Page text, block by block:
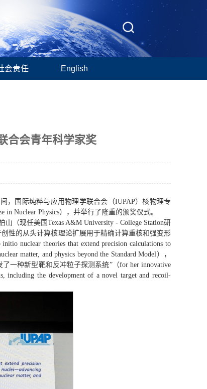
会责任 English
合会青年科学家奖
，国际纯粹与应用物理学联合会（IUPAP）核物理专
Nuclear Physics），并举行了隆重的颁奖仪式。
（现任美国Texas A&M University - College Station研
性的从头计算核理论扩展用于精确计算重核和强变形
nuclear theories that extend precision calculations to
matter, and physics beyond the Standard Model），
一种新型靶和反冲粒子探测系统”（for her innovative
including the development of a novel target and recoil-